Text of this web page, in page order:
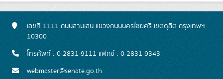
เลขที่ 1111 ถนนสามเสน แขวงถนนนครไชยศรี เขตดุสิต กรุงเทพฯ
10300
โทรศัพท์ : 0-2831-9111 แฟกซ์ : 0-2831-9343
webmaster@senate.go.th